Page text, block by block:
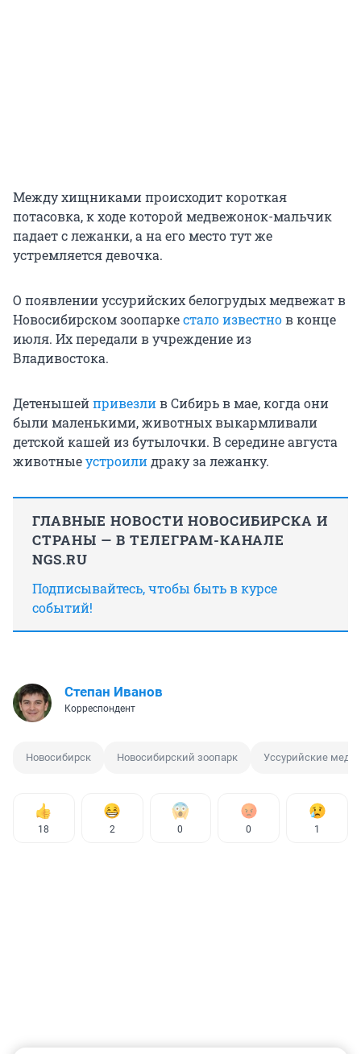
Между хищниками происходит короткая
потасовка, к ходе которой медвежонок-мальчик
падает с лежанки, а на его место тут же
устремляется девочка.
О появлении уссурийских белогрудых медвежат в
Новосибирском зоопаркестало известнов конце
июля. Их передали в учреждение из
Владивостока.
Детенышейпривезлив Сибирь в мае, когда они
были маленькими, животных выкармливали
детской кашей из бутылочки. В середине августа
животныеустроилидраку за лежанку.
ГЛАВНЫЕ НОВОСТИ НОВОСИБИРСКА И
СТРАНЫ — В ТЕЛЕГРАМ-КАНАЛЕ
NGS.RU
Подписывайтесь, чтобы быть в курсе
событий!
Степан Иванов
Корреспондент
Новосибирск Новосибирский зоопарк Уссурийские
18 2 0 0 1